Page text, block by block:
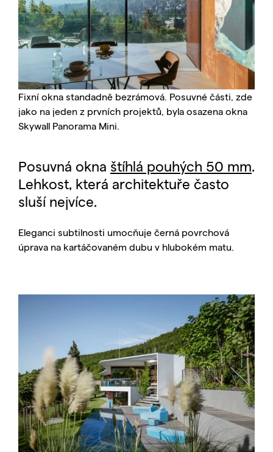
Fixní okna standadně bezrámová. Posuvné části, zde
jako na jeden z prvních projektů, byla osazena okna
Skywall Panorama Mini.
Posuvná okna štíhlá pouhých 50 mm.
Lehkost, která architektuře často
sluší nejvíce.
Eleganci subtilnosti umocňuje černá povrchová
úprava na kartáčovaném dubu v hlubokém matu.